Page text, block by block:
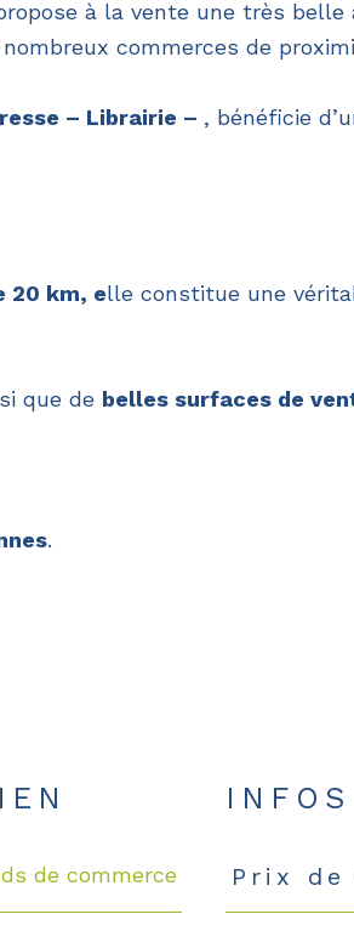
à la vente une très belle
commerces de
– Librairie – , bénéficie
20 km, elle constitue une
que de belles surfaces de
.
de commerce Prix